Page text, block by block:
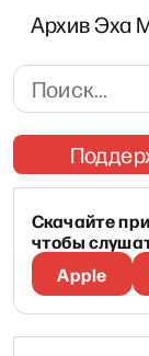
Архив Эха
Скачайте
чтобы
Apple